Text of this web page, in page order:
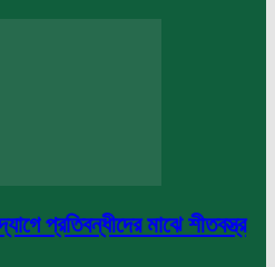
প্রতিবন্ধীদের মাঝে শীতবস্ত্র